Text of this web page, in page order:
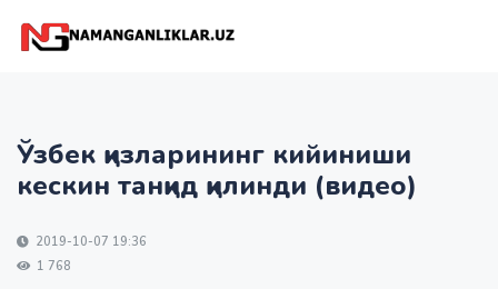
Ўзбек қизларининг кийиниши
кескин танқид қилинди (видео)
2019-10-07 19:36
1 768